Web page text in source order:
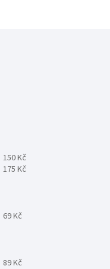
150 Kč
175 Kč
69 Kč
89 Kč